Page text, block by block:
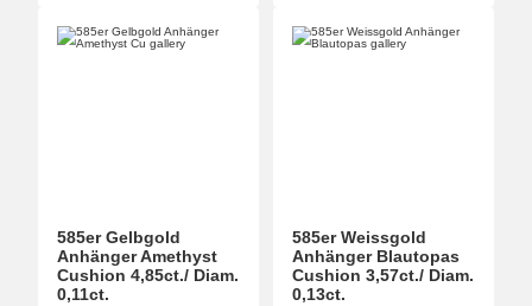
585er Gelbgold
Anhänger Amethyst
Cushion 4,85ct./ Diam.
0,11ct.
585er Weissgold
Anhänger Blautopas
Cushion 3,57ct./ Diam.
0,13ct.